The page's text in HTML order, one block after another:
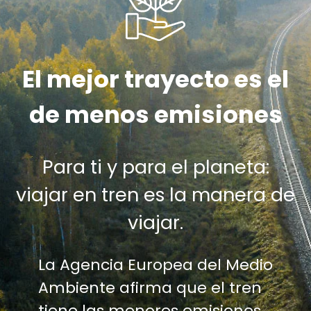
El mejor trayecto es el
de menos emisiones
Para ti y para el planeta:
viajar en tren es la manera de
viajar.
La Agencia Europea del Medio
Ambiente afirma que el tren